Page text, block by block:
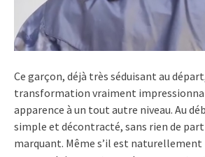
Ce garçon, déjà très séduisant au
transformation vraiment
apparence à un tout autre niveau. Au
simple et décontracté, sans rien de
marquant. Même s’il est naturellement